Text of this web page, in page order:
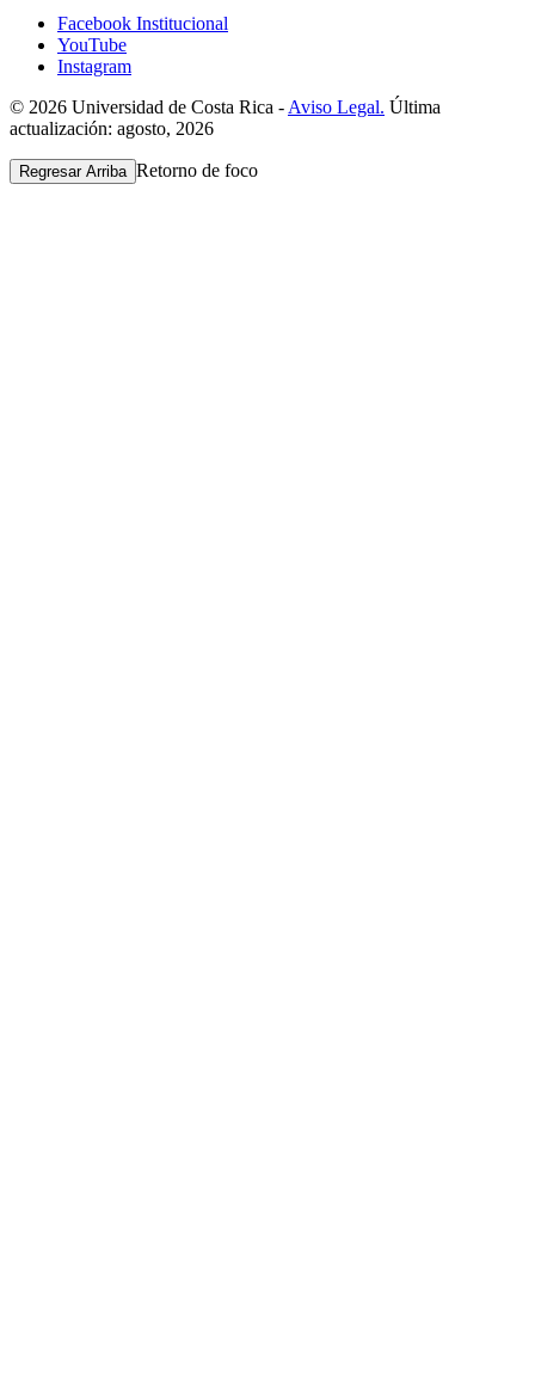
Facebook Institucional
YouTube
Instagram
© 2026 Universidad de Costa Rica - Aviso Legal. Última
actualización: agosto, 2026
Regresar Arriba Retorno de foco